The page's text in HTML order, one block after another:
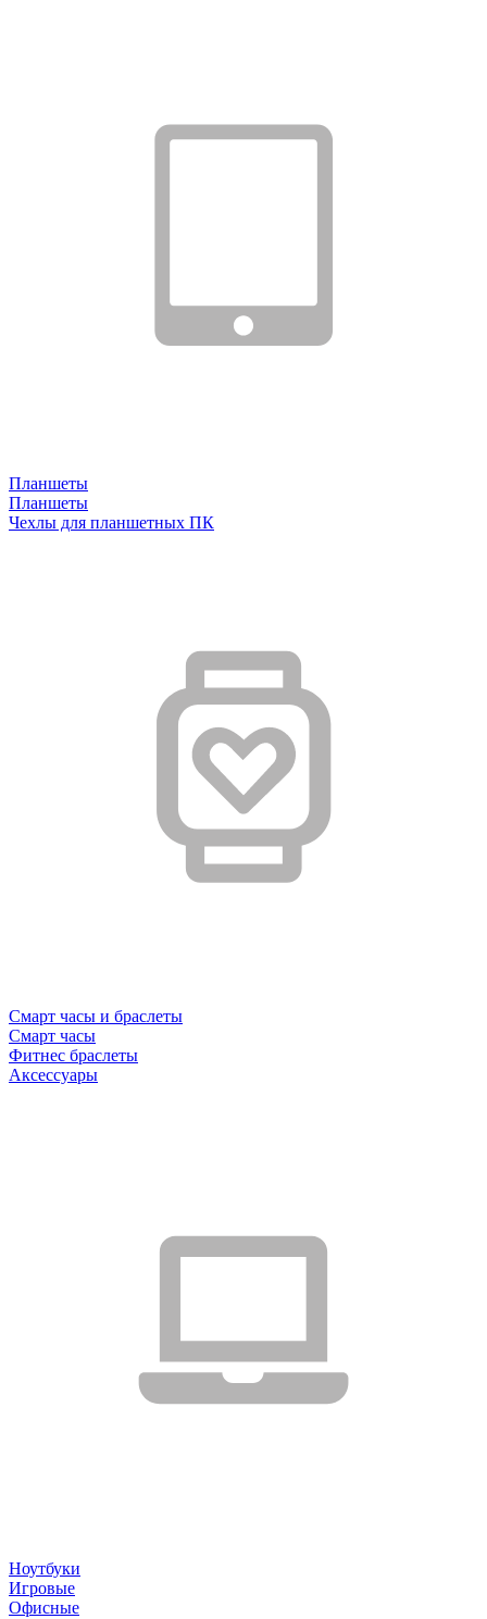
Планшеты
Планшеты
Чехлы для планшетных ПК
Смарт часы и браслеты
Смарт часы
Фитнес браслеты
Аксессуары
Ноутбуки
Игровые
Офисные